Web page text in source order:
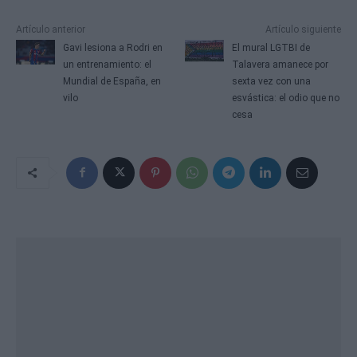
Artículo anterior
Gavi lesiona a Rodri en
un entrenamiento: el
Mundial de España, en
vilo
Artículo siguiente
El mural LGTBI de
Talavera amanece por
sexta vez con una
esvástica: el odio que no
cesa